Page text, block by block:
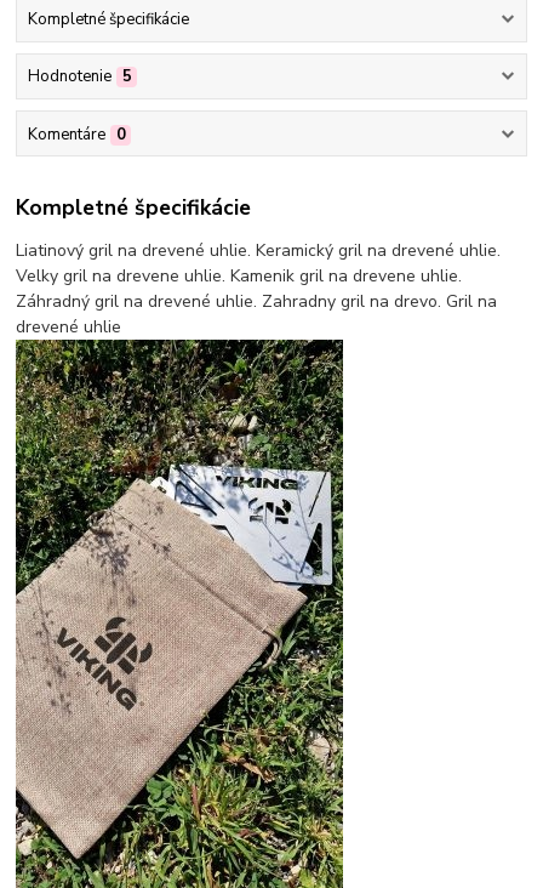
Kompletné špecifikácie
Hodnotenie 5
Komentáre 0
Kompletné špecifikácie
Liatinový gril na drevené uhlie. Keramický gril na drevené uhlie.
Velky gril na drevene uhlie. Kamenik gril na drevene uhlie.
Záhradný gril na drevené uhlie. Zahradny gril na drevo. Gril na
drevené uhlie